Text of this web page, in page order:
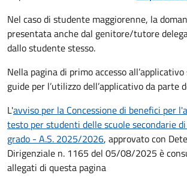
Nel caso di studente maggiorenne, la
presentata anche dal genitore/tutore
dallo studente stesso.
Nella pagina di primo accesso
guide per l’utilizzo dell’applicativo da parte
L'avviso per la Concessione di benefici per
testo per studenti delle scuole secondarie
grado - A.S. 2025/2026, approvato con
Dirigenziale n. 1165 del 05/08/2025 è
allegati di questa pagina